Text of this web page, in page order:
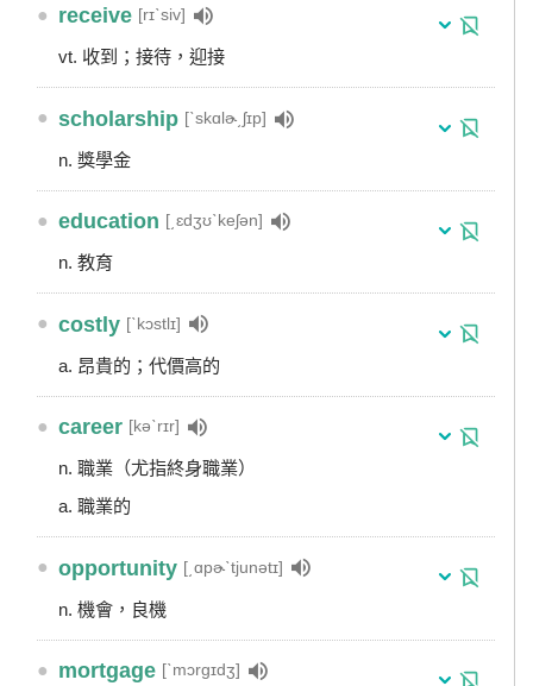
● receive [rɪˋsiv]
vt. 收到；接待，迎接
● scholarship [ˋskɑlɚ͵ʃɪp]
n. 獎學金
● education [͵ɛdʒʊˋkeʃən]
n. 教育
● costly [ˋkɔstlɪ]
a. 昂貴的；代價高的
● career [kəˋrɪr]
n. 職業（尤指終身職業）
a. 職業的
● opportunity [͵ɑpɚˋtjunətɪ]
n. 機會，良機
● mortgage [ˋmɔrgɪdʒ]